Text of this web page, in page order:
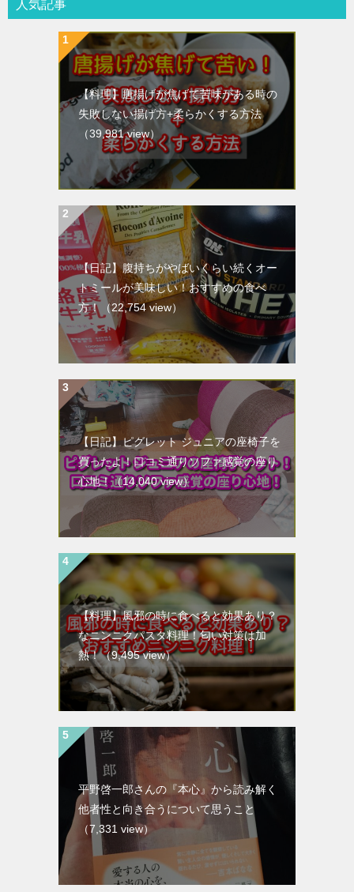
人気記事
【料理】唐揚げが焦げて苦味がある時の
失敗しない揚げ方+柔らかくする方法
（39,981 view）
【日記】腹持ちがやばいくらい続くオー
トミールが美味しい！おすすめの食べ
方！
（22,754 view）
【日記】ピグレット ジュニアの座椅子を
買ったよ！口コミ通りソファ感覚の座り
心地！（14,040 view）
【料理】風邪の時に食べると効果あり？
なニンニクパスタ料理！匂い対策は加
熱！（9,495 view）
平野啓一郎さんの『本心』から読み解く
他者性と向き合うについて思うこと
（7,331 view）